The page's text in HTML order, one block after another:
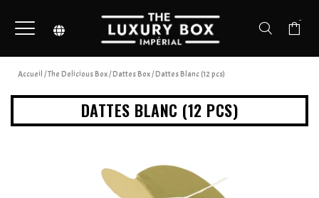
-
Accueil /The Delicious Box/Dattes Box/ Dattes Blanc (12 pcs)
DATTES BLANC (12 PCS)